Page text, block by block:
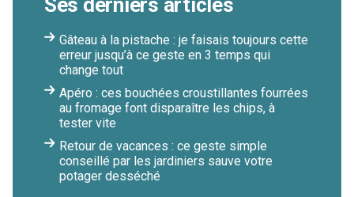
Gâteau à la pistache : je faisais toujours cette
erreur jusqu’à ce geste en 3 temps qui
change tout
Apéro : ces bouchées croustillantes fourrées
au fromage font disparaître les chips, à
tester vite
Retour de vacances : ce geste simple
conseillé par les jardiniers sauve votre
potager desséché